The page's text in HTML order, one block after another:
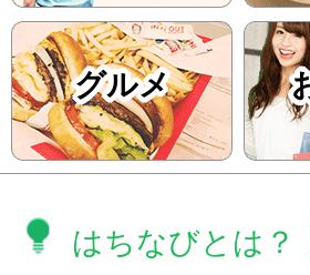
グルメ
はちなびとは？